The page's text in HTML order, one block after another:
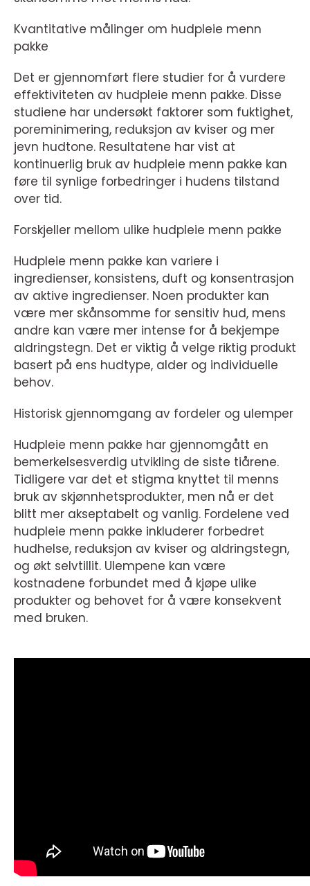
Kvantitative målinger om hudpleie menn
pakke
Det er gjennomført flere studier for å vurdere
effektiviteten av hudpleie menn pakke. Disse
studiene har undersøkt faktorer som fuktighet,
poreminimering, reduksjon av kviser og mer
jevn hudtone. Resultatene har vist at
kontinuerlig bruk av hudpleie menn pakke kan
føre til synlige forbedringer i hudens tilstand
over tid.
Forskjeller mellom ulike hudpleie menn pakke
Hudpleie menn pakke kan variere i
ingredienser, konsistens, duft og konsentrasjon
av aktive ingredienser. Noen produkter kan
være mer skånsomme for sensitiv hud, mens
andre kan være mer intense for å bekjempe
aldringstegn. Det er viktig å velge riktig produkt
basert på ens hudtype, alder og individuelle
behov.
Historisk gjennomgang av fordeler og ulemper
Hudpleie menn pakke har gjennomgått en
bemerkelsesverdig utvikling de siste tiårene.
Tidligere var det et stigma knyttet til menns
bruk av skjønnhetsprodukter, men nå er det
blitt mer akseptabelt og vanlig. Fordelene ved
hudpleie menn pakke inkluderer forbedret
hudhelse, reduksjon av kviser og aldringstegn,
og økt selvtillit. Ulempene kan være
kostnadene forbundet med å kjøpe ulike
produkter og behovet for å være konsekvent
med bruken.